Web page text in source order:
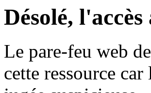
Désolé,
Le pare-feu web
cette ressource